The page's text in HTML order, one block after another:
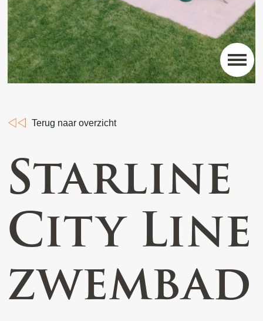
Terug naar overzicht
Starline
City Line
zwembad